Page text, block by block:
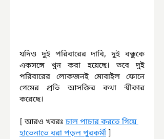
যদিও দুই পরিবারের দাবি, দুই বন্ধুকে
একসঙ্গে খুন করা হয়েছে। তবে দুই
পরিবারের লোকজনই মোবাইল ফোনে
গেমের প্রতি আসক্তির কথা স্বীকার
করেছে।
[ আরও খবরঃ চাল পাচার করতে গিয়ে
হাতেনাতে ধরা পড়ল পুরকর্মী ]